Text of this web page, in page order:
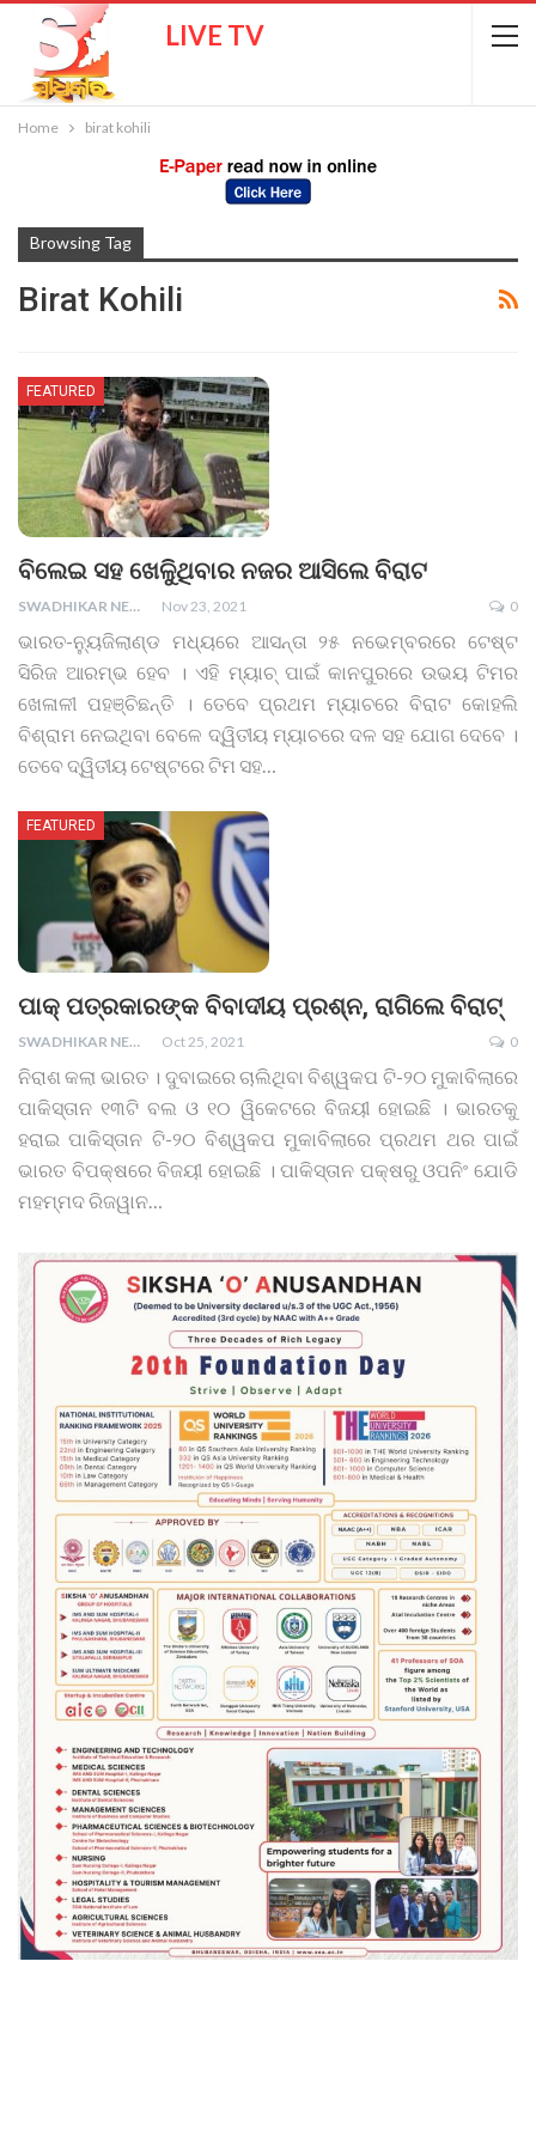
LIVE TV
Home birat kohili
Browsing Tag
Birat Kohili
FEATURED
ବିଲେଇ ସହ ଖେଳୁିଥିବାର ନଜର ଆସିଲେ ବିରାଟ
SWADHIKAR NEWS Nov 23, 2021 0
ଭାରତ-ନ୍ୟୁଜିଲାଣ୍ଡ ମଧ୍ୟରେ ଆସନ୍ତା ୨୫ ନଭେମ୍ବରରେ ଟେଷ୍ଟ
ସିରିଜ ଆରମ୍ଭ ହେବ । ଏହି ମ୍ୟାଚ୍ ପାଇଁ କାନପୁରରେ ଉଭୟ ଟିମର
ଖେଳାଳୀ ପହଞ୍ଚିଛନ୍ତି । ତେବେ ପ୍ରଥମ ମ୍ୟାଚରେ ବିରାଟ କୋହଲି
ବିଶ୍ରାମ ନେଇଥିବା ବେଳେ ଦ୍ୱିତୀୟ ମ୍ୟାଚରେ ଦଳ ସହ ଯୋଗ ଦେବେ ।
ତେବେ ଦ୍ୱିତୀୟ ଟେଷ୍ଟରେ ଟିମ ସହ…
FEATURED
ପାକ୍ ପତ୍ରକାରଙ୍କ ବିବାଦୀୟ ପ୍ରଶ୍ନ, ରାଗିଲେ ବିରାଟ୍
SWADHIKAR NEWS Oct 25, 2021 0
ନିରାଶ କଲା ଭାରତ । ଦୁବାଇରେ ଚାଲିଥିବା ବିଶ୍ୱକପ ଟି-୨୦ ମୁକାବିଲାରେ
ପାକିସ୍ତାନ ୧୩ଟି ବଲ ଓ ୧୦ ୱିକେଟରେ ବିଜୟୀ ହୋଇଛି । ଭାରତକୁ
ହରାଇ ପାକିସ୍ତାନ ଟି-୨୦ ବିଶ୍ୱକପ ମୁକାବିଲାରେ ପ୍ରଥମ ଥର ପାଇଁ
ଭାରତ ବିପକ୍ଷରେ ବିଜୟୀ ହୋଇଛି । ପାକିସ୍ତାନ ପକ୍ଷରୁ ଓପନିଂ ଯୋଡି
ମହମ୍ମଦ ରିଜୱାନ